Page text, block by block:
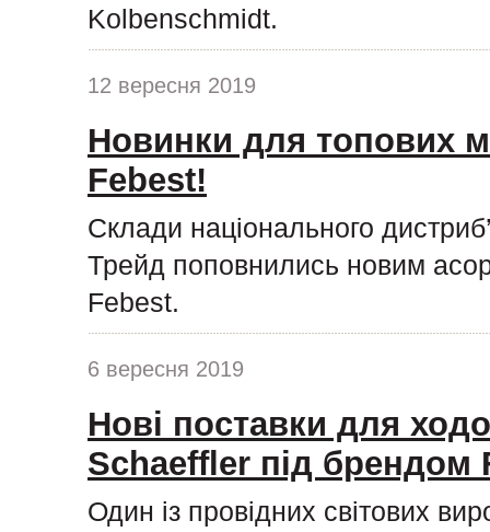
Kolbenschmidt.
12 вересня 2019
Новинки для топових
Febest!
Склади національного
Трейд поповнились новим
Febest.
6 вересня 2019
Нові поставки для
Schaeffler під брендом
Один із провідних світових